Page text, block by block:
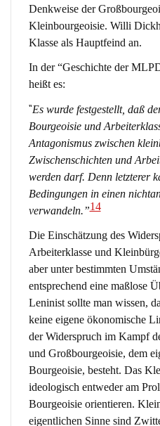
Denkweise der
Kleinbourgeoisie. Willi
Klasse als Hauptfeind an.
In der “Geschichte der
heißt es:
“Es wurde festgestellt, daß
Bourgeoisie und
Antagonismus zwischen
Zwischenschichten und
werden darf. Denn letzterer
Bedingungen in einen
verwandeln.”14
Die Einschätzung des
Arbeiterklasse und
aber unter bestimmten
entsprechend eine maßlose
Leninist sollte man wissen,
keine eigene ökonomische
der Widerspruch im Kampf
und Großbourgeoisie, dem
Bourgeoisie, besteht. Das
ideologisch entweder am
Bourgeoisie orientieren.
eigentlichen Sinne sind